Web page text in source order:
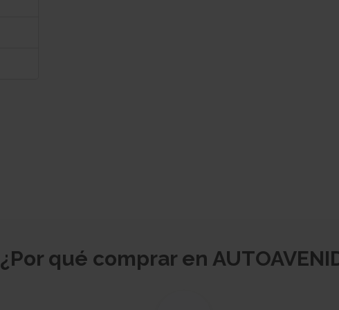
¿Por qué comprar en